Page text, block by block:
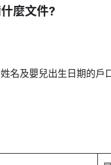
麼文件?
名及嬰兒出生日期的戶